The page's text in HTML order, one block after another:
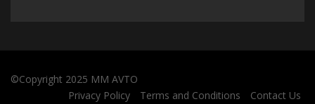
©Copyright 2025 MM AVTO
Privacy Policy
Terms and Conditions Contact Us